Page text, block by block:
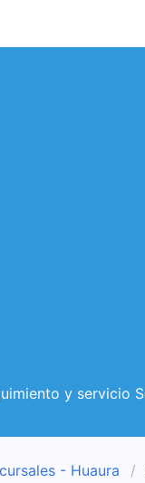
y servicio
- Huaura